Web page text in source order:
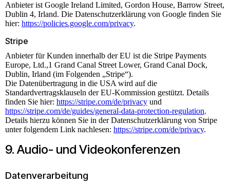
Anbieter ist Google Ireland Limited, Gordon House, Barrow Street,
Dublin 4, Irland. Die Datenschutzerklärung von Google finden Sie
hier: https://policies.google.com/privacy.
Stripe
Anbieter für Kunden innerhalb der EU ist die Stripe Payments
Europe, Ltd.,1 Grand Canal Street Lower, Grand Canal Dock,
Dublin, Irland (im Folgenden „Stripe“).
Die Datenübertragung in die USA wird auf die
Standardvertragsklauseln der EU-Kommission gestützt. Details
finden Sie hier: https://stripe.com/de/privacy und
https://stripe.com/de/guides/general-data-protection-regulation.
Details hierzu können Sie in der Datenschutzerklärung von Stripe
unter folgendem Link nachlesen: https://stripe.com/de/privacy.
9. Audio- und Videokonferenzen
Datenverarbeitung